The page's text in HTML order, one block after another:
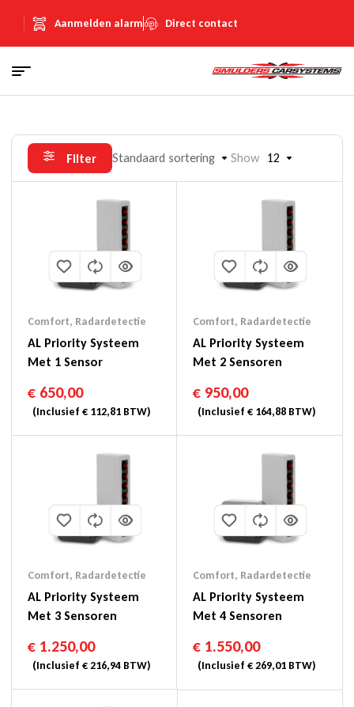
Aanmelden alarm Direct contact
Filter Standaard sortering Show 12
Comfort, Radardetectie
AL Priority Systeem
Met 1 Sensor
€ 650,00
(Inclusief € 112,81 BTW)
Comfort, Radardetectie
AL Priority Systeem
Met 2 Sensoren
€ 950,00
(Inclusief € 164,88 BTW)
Comfort, Radardetectie
AL Priority Systeem
Met 3 Sensoren
€ 1.250,00
(Inclusief €216,94 BTW)
Comfort, Radardetectie
AL Priority Systeem
Met 4 Sensoren
€ 1.550,00
(Inclusief €269,01 BTW)